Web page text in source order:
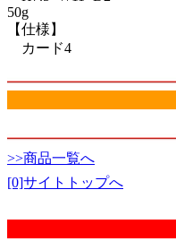
50g
【仕様】
カード4
>>商品一覧へ
[0]サイトトップへ